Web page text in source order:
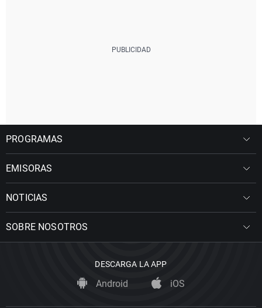
PROGRAMAS
EMISORAS
NOTICIAS
SOBRE NOSOTROS
DESCARGA LA APP
Android iOS